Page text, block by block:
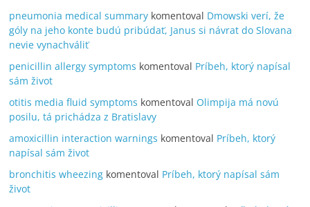
pneumonia medical summary komentoval Dmowski verí, že
góly na jeho konte budú pribúdať, Janus si návrat do Slovana
nevie vynachváliť
penicillin allergy symptoms komentoval Príbeh, ktorý napísal
sám život
otitis media fluid symptoms komentoval Olimpija má novú
posilu, tá prichádza z Bratislavy
amoxicillin interaction warnings komentoval Príbeh, ktorý
napísal sám život
bronchitis wheezing komentoval Príbeh, ktorý napísal sám
život